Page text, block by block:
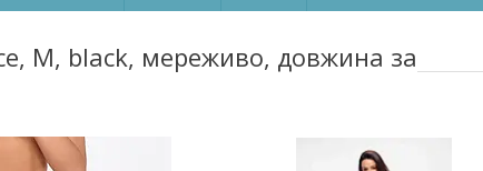
M, black, мереживо, довжина за